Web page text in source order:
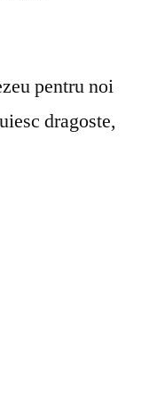
pentru noi
dragoste,